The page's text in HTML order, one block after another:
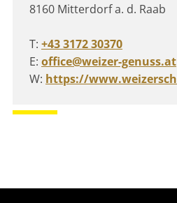
8160 Mitterdorf a. d. Raab
T: +43 3172 30370
E: office@weizer-genuss.at
W: https://